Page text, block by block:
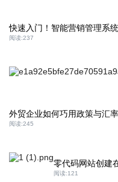
快速入门！智能营销管理系
阅读:237
外贸企业如何巧用政策与汇
阅读:245
零代码网站创建
阅读:121